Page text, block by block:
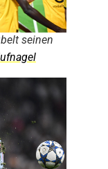
seinen